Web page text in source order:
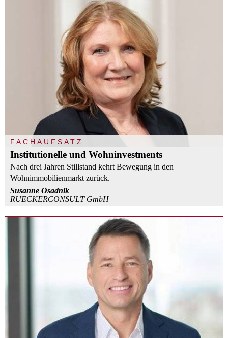
FACHAUFSATZ
Institutionelle und Wohninvestments
Nach drei Jahren Stillstand kehrt Bewegung in den
Wohnimmobilienmarkt zurück.
Susanne Osadnik
RUECKERCONSULT GmbH